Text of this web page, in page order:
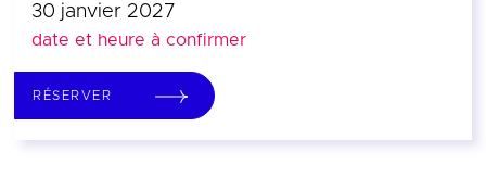
30 janvier 2027
date et heure à confirmer
RÉSERVER